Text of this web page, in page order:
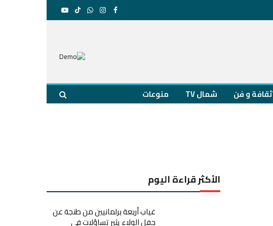
فيسبوكالانستغرام
واتسابتيكتوكيوتيوب
ثقافة و فن شمال TV منوعات
الأكثر قراءة اليوم
غياب أربعة برلمانيين من طنجة عن
حفل الولاء يثير تساؤلات في